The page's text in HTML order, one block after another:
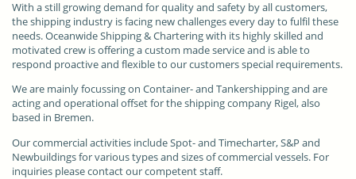
With a still growing demand for quality and safety by all customers,
the shipping industry is facing new challenges every day to fulfil these
needs. Oceanwide Shipping & Chartering with its highly skilled and
motivated crew is offering a custom made service and is able to
respond proactive and flexible to our customers special requirements.
We are mainly focussing on Container- and Tankershipping and are
acting and operational offset for the shipping company Rigel, also
based in Bremen.
Our commercial activities include Spot- and Timecharter, S&P and
Newbuildings for various types and sizes of commercial vessels. For
inquiries please contact our competent staff.